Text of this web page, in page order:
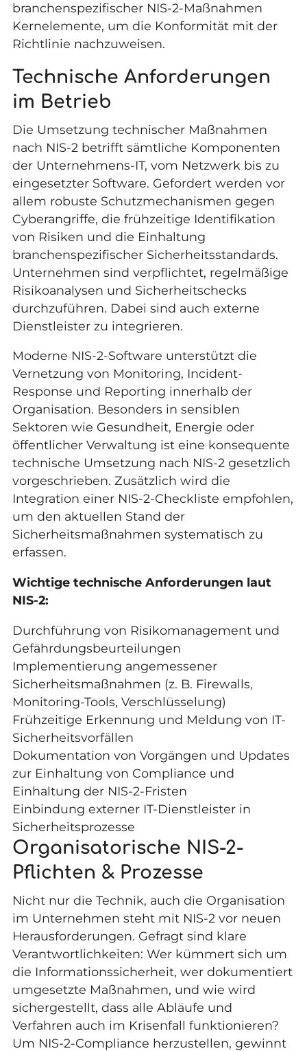
branchenspezifischer NIS-2-Maßnahmen
Kernelemente, um die Konformität mit der
Richtlinie nachzuweisen.
Technische Anforderungen
im Betrieb
Die Umsetzung technischer Maßnahmen
nach NIS-2 betrifft sämtliche Komponenten
der Unternehmens-IT, vom Netzwerk bis zu
eingesetzter Software. Gefordert werden vor
allem robuste Schutzmechanismen gegen
Cyberangriffe, die frühzeitige Identifikation
von Risiken und die Einhaltung
branchenspezifischer Sicherheitsstandards.
Unternehmen sind verpflichtet, regelmäßige
Risikoanalysen und Sicherheitschecks
durchzuführen. Dabei sind auch externe
Dienstleister zu integrieren.
Moderne NIS-2-Software unterstützt die
Vernetzung von Monitoring, Incident-
Response und Reporting innerhalb der
Organisation. Besonders in sensiblen
Sektoren wie Gesundheit, Energie oder
öffentlicher Verwaltung ist eine konsequente
technische Umsetzung nach NIS-2 gesetzlich
vorgeschrieben. Zusätzlich wird die
Integration einer NIS-2-Checkliste empfohlen,
um den aktuellen Stand der
Sicherheitsmaßnahmen systematisch zu
erfassen.
Wichtige technische Anforderungen laut
NIS-2:
Durchführung von Risikomanagementund
Gefährdungsbeurteilungen
Implementierung angemessener
Sicherheitsmaßnahmen (z. B. Firewalls,
Monitoring-Tools, Verschlüsselung)
Frühzeitige Erkennung und Meldung von IT-
Sicherheitsvorfällen
Dokumentation von Vorgängen und Updates
zur Einhaltung von Compliance und
Einhaltung der NIS-2-Fristen
Einbindung externer IT-Dienstleister in
Sicherheitsprozesse
Organisatorische NIS-2-
Pflichten & Prozesse
Nicht nur die Technik, auch die Organisation
im Unternehmen steht mit NIS-2 vor neuen
Herausforderungen. Gefragt sind klare
Verantwortlichkeiten: Wer kümmert sich um
die Informationssicherheit, wer dokumentiert
umgesetzte Maßnahmen, und wie wird
sichergestellt, dass alle Abläufe und
Verfahren auch im Krisenfall funktionieren?
Um NIS-2-Compliance herzustellen, gewinnt